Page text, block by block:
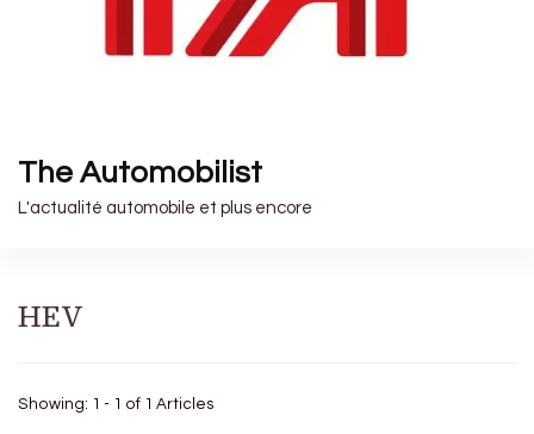
The Automobilist
L'actualité automobile et plus encore
HEV
Showing: 1 - 1 of 1 Articles